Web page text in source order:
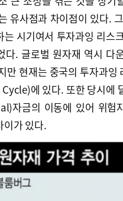
유사점과 차이점이 있다.
는 시기여서 투자과잉 리
다. 글로벌 원자재 역시
만 현재는 중국의 투자과
에 있다. 또한 당시에
자금의 이동에 있어 위험
이가 있다.